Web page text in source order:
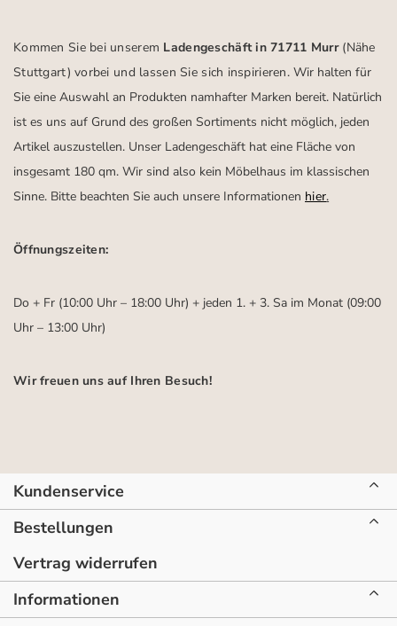
Kommen Sie bei unserem Ladengeschäft in 71711 Murr (Nähe
Stuttgart) vorbei und lassen Sie sich inspirieren.Wir halten für
Sie eine Auswahl an Produkten namhafter Marken bereit. Natürlich
ist es uns auf Grund des großen Sortiments nicht möglich, jeden
Artikel auszustellen. Unser Ladengeschäft hat eine Fläche von
insgesamt 180 qm. Wir sind also kein Möbelhaus im klassischen
Sinne. Bitte beachten Sie auch unsere Informationen hier.
Öffnungszeiten:
Do + Fr (10:00 Uhr – 18:00 Uhr) + jeden 1. + 3. Sa im Monat (09:00
Uhr – 13:00 Uhr)
Wir freuen uns auf Ihren Besuch!
Kundenservice
Bestellungen
Vertrag widerrufen
Informationen